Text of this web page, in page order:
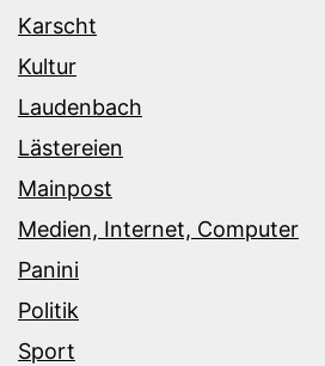
Karscht
Kultur
Laudenbach
Lästereien
Mainpost
Medien, Internet, Computer
Panini
Politik
Sport